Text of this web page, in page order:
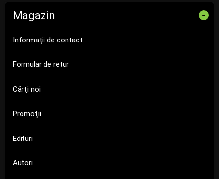
Magazin -
Informații de contact
Formular de retur
Cărţi noi
Promoţii
Edituri
Autori